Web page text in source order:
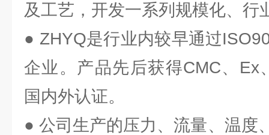
及工艺，开发一系列规模化、行
● ZHYQ是行业内较早通过
企业。产品先后获得CMC、Ex
国内外认证。
● 公司生产的压力、流量、温度